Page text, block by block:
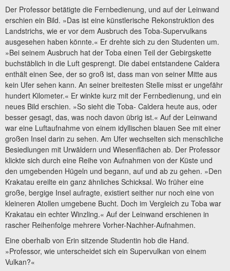
Der Professor betätigte die Fernbedienung, und auf der Leinwand
erschien ein Bild. »Das ist eine künstlerische Rekonstruktion des
Landstrichs, wie er vor dem Ausbruch des Toba-Supervulkans
ausgesehen haben könnte.« Er drehte sich zu den Studenten um.
»Bei seinem Ausbruch hat der Toba einen Teil der Gebirgskette
buchstäblich in die Luft gesprengt. Die dabei entstandene Caldera
enthält einen See, der so groß ist, dass man von seiner Mitte aus
kein Ufer sehen kann. An seiner breitesten Stelle misst er ungefähr
hundert Kilometer.« Er winkte kurz mit der Fernbedienung, und ein
neues Bild erschien. »So sieht die Toba- Caldera heute aus, oder
besser gesagt, das, was noch davon übrig ist.« Auf der Leinwand
war eine Luftaufnahme von einem idyllischen blauen See mit einer
großen Insel darin zu sehen. Am Ufer wechselten sich menschliche
Besiedlungen mit Urwäldern und Wiesenflächen ab. Der Professor
klickte sich durch eine Reihe von Aufnahmen von der Küste und
den umgebenden Hügeln und begann, auf und ab zu gehen. »Den
Krakatau ereilte ein ganz ähnliches Schicksal. Wo früher eine
große, bergige Insel aufragte, existiert seither nur noch eine von
kleineren Atollen umgebene Bucht. Doch im Vergleich zu Toba war
Krakatau ein echter Winzling.« Auf der Leinwand erschienen in
rascher Reihenfolge mehrere Vorher-Nachher-Aufnahmen.
Eine oberhalb von Erin sitzende Studentin hob die Hand.
»Professor, wie unterscheidet sich ein Supervulkan von einem
Vulkan?«